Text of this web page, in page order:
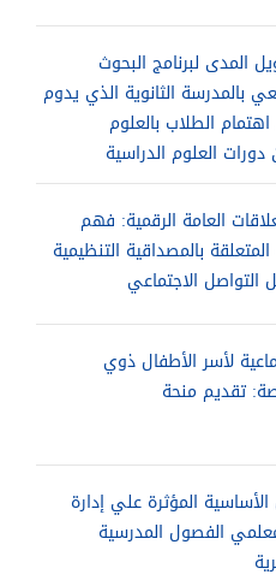
المدى لبرنامج البحوث
بالمدرسة الثانوية الذي يدوم
الطلاب بالعلوم
العلوم الدراسية
العامة الرقمية: فهم
بالمصداقية التنظيمية
الاجتماعي
لأسر الأطفال ذوي
تقديم منحة
المؤثرة علي إدارة
الفصول المدرسية